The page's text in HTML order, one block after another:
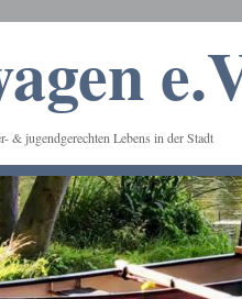
& jugendgerechten Lebens in der Stadt